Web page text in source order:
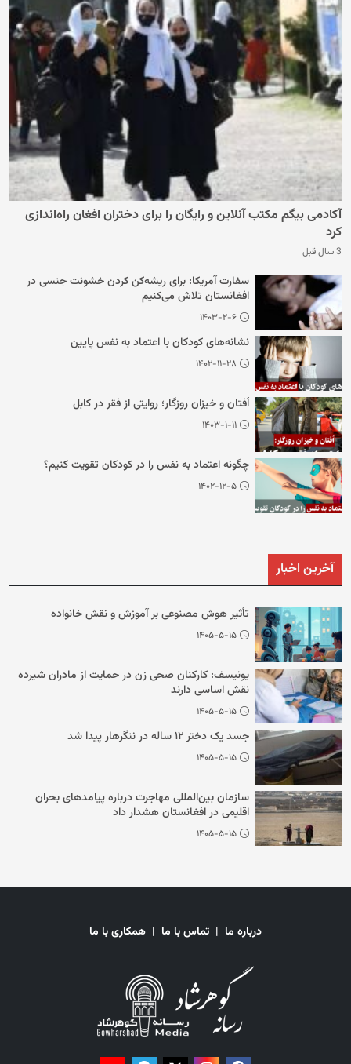
آکادمی بیگم مکتب آنلاین و رایگان را برای دختران افغان راه‌اندازی
کرد
3 سال قبل
سفارت آمریکا: برای ریشه‌کن کردن خشونت جنسی در
افغانستان تلاش می‌کنیم
۱۴۰۳-۲-۶
نشانه‌های کودکان با اعتماد به نفس پایین
۱۴۰۲-۱۱-۲۸
اُفتان و خیزان روزگار؛ روایتی از فقر در کابل
۱۴۰۳-۱-۱۱
چگونه اعتماد به نفس را در کودکان تقویت کنیم؟
۱۴۰۲-۱۲-۵
آخرین اخبار
تأثیر هوش مصنوعی بر آموزش و نقش خانواده
۱۴۰۵-۵-۱۵
یونیسف: کارکنان صحی زن در حمایت از مادران شیرده
نقش اساسی دارند
۱۴۰۵-۵-۱۵
جسد یک دختر ۱۲ ساله در ننگرهار پیدا شد
۱۴۰۵-۵-۱۵
سازمان بین‌المللی مهاجرت درباره پیامدهای بحران
اقلیمی در افغانستان هشدار داد
۱۴۰۵-۵-۱۵
درباره ما | تماس با ما | همکاری با ما